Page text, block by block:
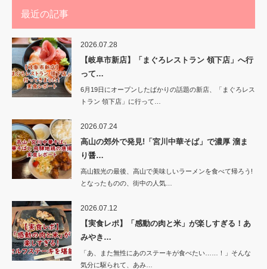
最近の記事
2026.07.28
【岐阜市新店】「まぐろレストラン 領下店」へ行
って…
6月19日にオープンしたばかりの話題の新店、「まぐろレス
トラン 領下店」に行って…
2026.07.24
高山の郊外で発見!「宮川中華そば」で濃厚 溜ま
り醤…
高山観光の最後、高山で美味しいラーメンを食べて帰ろう!
となったものの、街中の人気…
2026.07.12
【実食レポ】「感動の肉と米」が楽しすぎる！あ
みやき…
「あ、また無性にあのステーキが食べたい……！」そんな
気分に駆られて、あみ…